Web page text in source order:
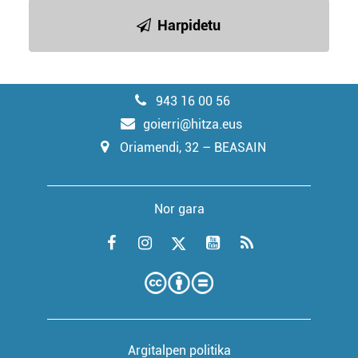
Harpidetu
943 16 00 56
goierri@hitza.eus
Oriamendi, 32 – BEASAIN
Nor gara
Argitalpen politika